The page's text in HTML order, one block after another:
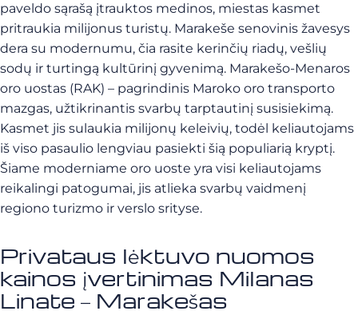
paveldo sąrašą įtrauktos medinos, miestas kasmet
pritraukia milijonus turistų. Marakeše senovinis žavesys
dera su modernumu, čia rasite kerinčių riadų, vešlių
sodų ir turtingą kultūrinį gyvenimą. Marakešo-Menaros
oro uostas (RAK) – pagrindinis Maroko oro transporto
mazgas, užtikrinantis svarbų tarptautinį susisiekimą.
Kasmet jis sulaukia milijonų keleivių, todėl keliautojams
iš viso pasaulio lengviau pasiekti šią populiarią kryptį.
Šiame moderniame oro uoste yra visi keliautojams
reikalingi patogumai, jis atlieka svarbų vaidmenį
regiono turizmo ir verslo srityse.
Privataus lėktuvo nuomos
kainos įvertinimas Milanas
Linate – Marakešas